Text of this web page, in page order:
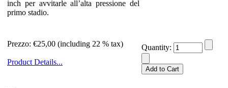
inch per avvitarle all’alta pressione del
primo stadio.
Prezzo: €25,00 (including 22 % tax)
Product Details...
Quantity: